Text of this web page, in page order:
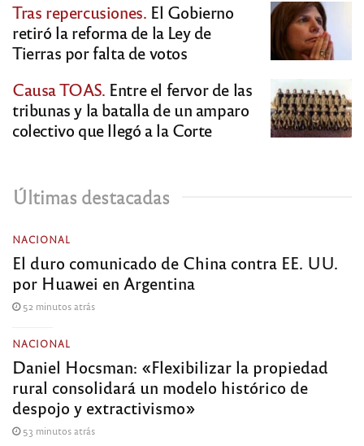
Tras repercusiones. El Gobierno
retiró la reforma de la Ley de
Tierras por falta de votos
Causa TOAS. Entre el fervor de las
tribunas y la batalla de un amparo
colectivo que llegó a la Corte
Últimas destacadas
NACIONAL
El duro comunicado de China contra EE. UU.
por Huawei en Argentina
52 minutos atrás
NACIONAL
Daniel Hocsman: «Flexibilizar la propiedad
rural consolidará un modelo histórico de
despojo y extractivismo»
53 minutos atrás